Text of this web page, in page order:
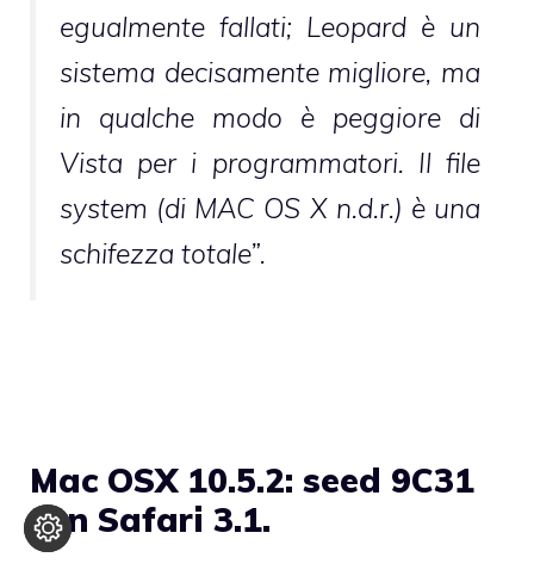
egualmente fallati; Leopard è un
sistema decisamente migliore, ma
in qualche modo è peggiore di
Vista per i programmatori. Il file
system (di MAC OS X n.d.r.) è una
schifezza totale”.
Mac OSX 10.5.2: seed 9C31
con Safari 3.1.